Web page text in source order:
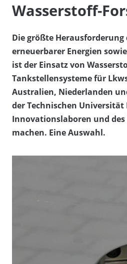
Wasserstoff-
Die größte
erneuerbarer Energien
ist der Einsatz von
Tankstellensysteme für
Australien, Niederlanden
der Technischen
Innovationslaboren und des
machen. Eine Auswahl.